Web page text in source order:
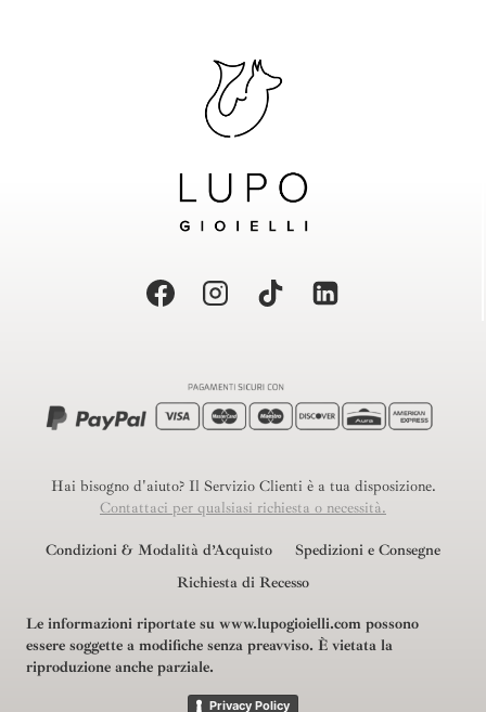
Hai bisogno d'aiuto? Il Servizio Clienti è a tua disposizione.
Contattaci per qualsiasi richiesta o necessità.
Condizioni & Modalità d’Acquisto
Spedizioni e Consegne
Richiesta di Recesso
Le informazioni riportate su www.lupogioielli.com possono
essere soggette a modifiche senza preavviso. È vietata la
riproduzione anche parziale.
Privacy Policy